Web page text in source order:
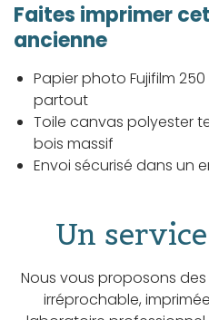
Faites imprimer
ancienne
Papier photo Fujifilm
partout
Toile canvas polyester
bois massif
Envoi sécurisé dans un
Un
Nous vous proposons
irréprochable,